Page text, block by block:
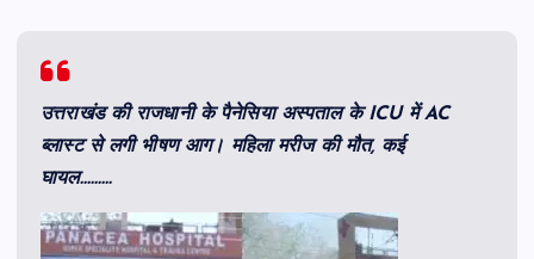
उत्तराखंड की राजधानी के पैनेसिया अस्पताल के ICU में AC
ब्लास्ट से लगी भीषण आग। महिला मरीज की मौत, कई
घायल………